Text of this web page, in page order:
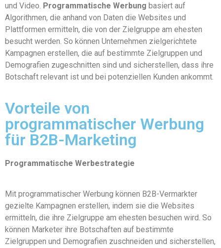
und Video. Programmatische Werbung basiert auf
Algorithmen, die anhand von Daten die Websites und
Plattformen ermitteln, die von der Zielgruppe am ehesten
besucht werden. So können Unternehmen zielgerichtete
Kampagnen erstellen, die auf bestimmte Zielgruppen und
Demografien zugeschnitten sind und sicherstellen, dass ihre
Botschaft relevant ist und bei potenziellen Kunden ankommt.
Vorteile von
programmatischer Werbung
für B2B-Marketing
Programmatische Werbestrategie
Mit programmatischer Werbung können B2B-Vermarkter
gezielte Kampagnen erstellen, indem sie die Websites
ermitteln, die ihre Zielgruppe am ehesten besuchen wird. So
können Marketer ihre Botschaften auf bestimmte
Zielgruppen und Demografien zuschneiden und sicherstellen,